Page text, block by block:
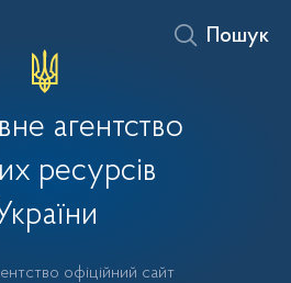
агентство
ресурсів
офіційний сайт
Пошук